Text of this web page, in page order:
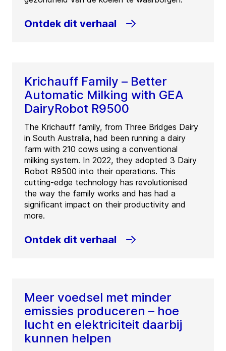
Ontdek dit verhaal
Krichauff Family – Better
Automatic Milking with GEA
DairyRobot R9500
The Krichauff family, from Three Bridges Dairy
in South Australia, had been running a dairy
farm with 210 cows using a conventional
milking system. In 2022, they adopted 3 Dairy
Robot R9500 into their operations. This
cutting-edge technology has revolutionised
the way the family works and has had a
significant impact on their productivity and
more.
Ontdek dit verhaal
Meer voedsel met minder
emissies produceren – hoe
lucht en elektriciteit daarbij
kunnen helpen